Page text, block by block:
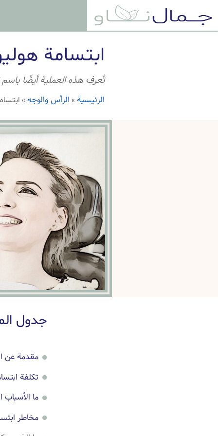
ابتسامة
تُعرف هذه العملية أيضًا باسم
الرئيسية » الرأس والوجه »
جدول
مقدمة عن
تكلفة
ما الأسباب
مخاطر